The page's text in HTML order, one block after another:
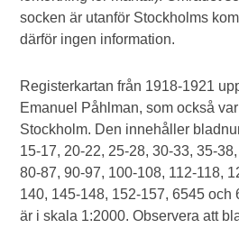
socken är utanför Stockholms
därför ingen information.
Registerkartan från 1918-1921
Emanuel Påhlman, som också
Stockholm. Den innehåller
15-17, 20-22, 25-28, 30-33, 35-
80-87, 90-97, 100-108, 112-118,
140, 145-148, 152-157, 6545 och
är i skala 1:2000. Observera att